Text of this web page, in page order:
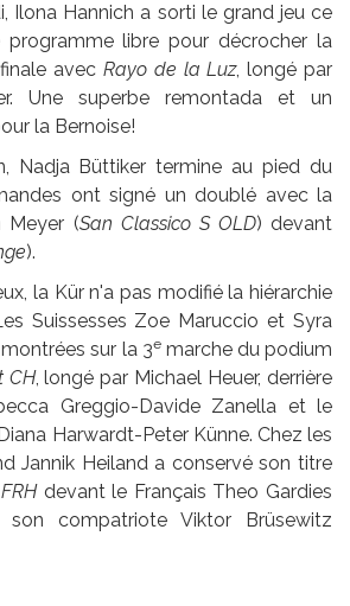
Ilona Hannich a sorti le grand jeu ce
programme libre pour décrocher la
avec Rayo de la Luz, longé par
Une superbe remontada et un
la Bernoise!
Nadja Büttiker termine au pied du
ont signé un doublé avec la
Meyer (San Classico S OLD) devant
).
la Kür n'a pas modifié la hiérarchie
Suissesses Zoe Maruccio et Syra
sur la 3emarche du podium
CH, longé par Michael Heuer, derrière
Greggio-Davide Zanella et le
Harwardt-Peter Künne. Chez les
Jannik Heiland a conservé son titre
devant le Français Theo Gardies
compatriote Viktor Brüsewitz